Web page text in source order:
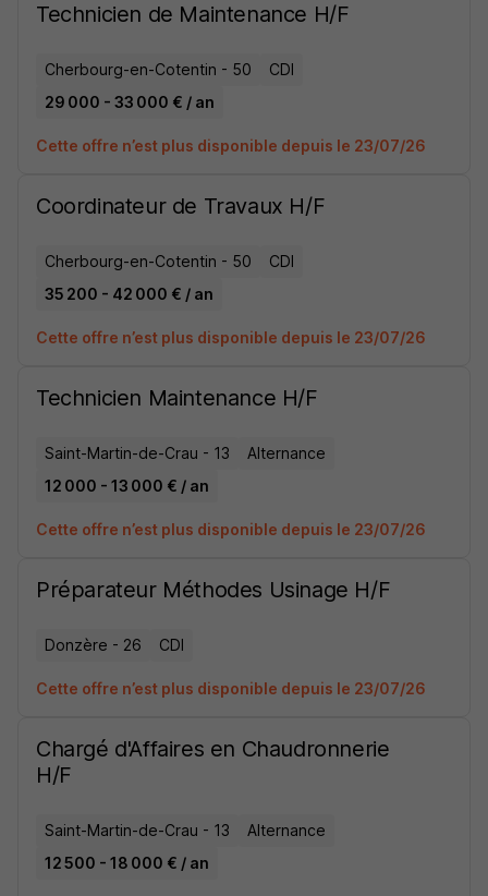
Technicien de Maintenance H/F
Cherbourg-en-Cotentin - 50
CDI
29 000 - 33 000 € / an
Cette offre n’est plus disponible depuis le 23/07/26
Coordinateur de Travaux H/F
Cherbourg-en-Cotentin - 50
CDI
35 200 - 42 000 € / an
Cette offre n’est plus disponible depuis le 23/07/26
Technicien Maintenance H/F
Saint-Martin-de-Crau - 13
Alternance
12 000 - 13 000 € / an
Cette offre n’est plus disponible depuis le 23/07/26
Préparateur Méthodes Usinage H/F
Donzère - 26 CDI
Cette offre n’est plus disponible depuis le 23/07/26
Chargé d'Affaires en Chaudronnerie
H/F
Saint-Martin-de-Crau - 13
Alternance
12 500 - 18 000 € / an